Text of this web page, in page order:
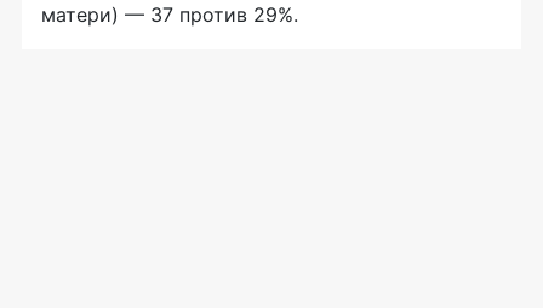
матери) — 37 против 29%.